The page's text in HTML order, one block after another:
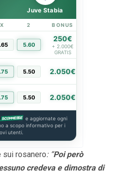
Juve Stabia
X 2 BONUS
5.60
250€
+ 2.000€
GRATIS
5.50 2.050€
5.50 2.050€
e aggiornate ogni
a scopo informativo per i
utenti.
sui rosanero: “Poi però
credeva e dimostra di